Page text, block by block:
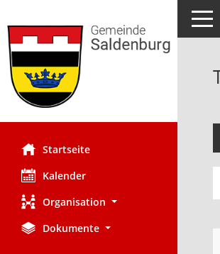
Startseite
Kalender
Organisation
Dokumente